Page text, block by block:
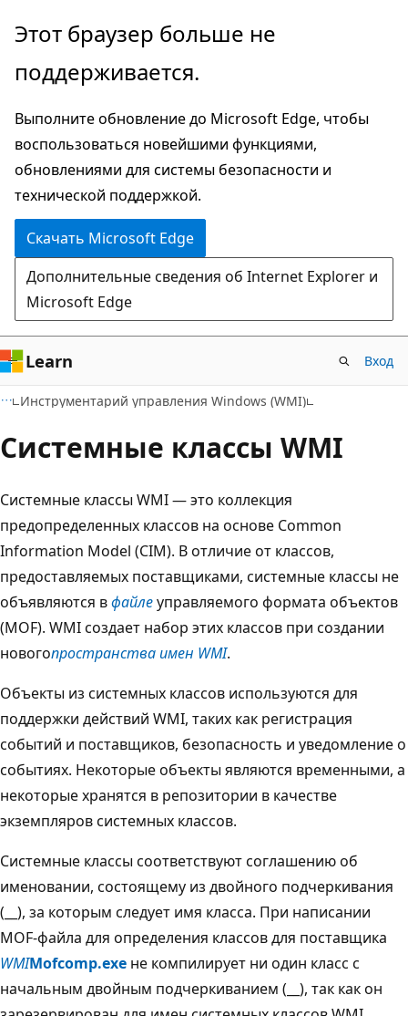
Пропустить
перейти
основному
содержимому
Этот браузер больше не
поддерживается.
Выполните обновление до Microsoft Edge, чтобы
воспользоваться новейшими функциями,
обновлениями для системы безопасности и
технической поддержкой.
Скачать Microsoft Edge
Дополнительные сведения об Internet Explorer и
Microsoft Edge
Learn Вход
Инструментарий управления Windows (WMI)
Системные классы WMI
Системные классы WMI — это коллекция
предопределенных классов на основе Common
Information Model (CIM). В отличие от классов,
предоставляемых поставщиками, системные классы не
объявляются вфайлеуправляемого формата объектов
(MOF). WMI создает набор этих классов при создании
новогопространства имен WMI.
Объекты из системных классов используются для
поддержки действий WMI, таких как регистрация
событий и поставщиков, безопасность и уведомление о
событиях. Некоторые объекты являются временными, а
некоторые хранятся в репозитории в качестве
экземпляров системных классов.
Системные классы соответствуют соглашению об
именовании, состоящему из двойного подчеркивания
(__), за которым следует имя класса. При написании
MOF-файла для определения классов для поставщика
WMIMofcomp.exe не компилирует ни один класс с
начальным двойным подчеркиванием (__), так как он